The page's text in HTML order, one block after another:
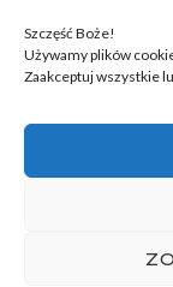
Szczęść Boże!
Używamy plików
Zaakceptuj wszystkie